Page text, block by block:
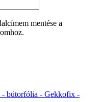
mentése a